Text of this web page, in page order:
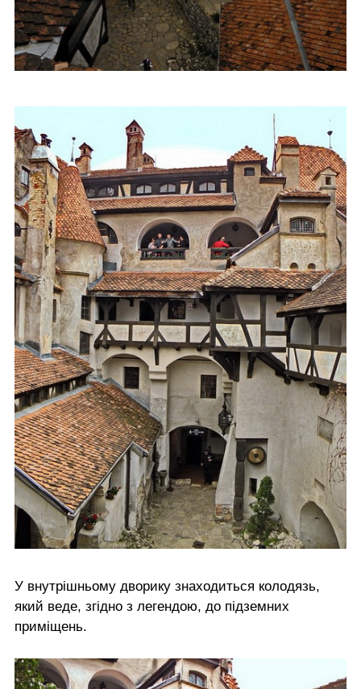
У внутрішньому дворику знаходиться колодязь,
який веде, згідно з легендою, до підземних
приміщень.